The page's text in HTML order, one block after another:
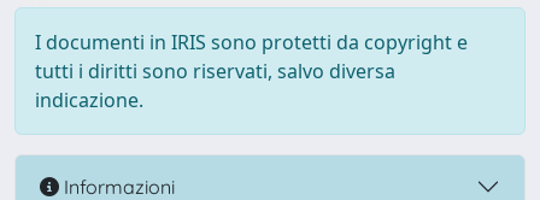
I documenti in IRIS sono protetti da copyright e
tutti i diritti sono riservati, salvo diversa
indicazione.
Informazioni